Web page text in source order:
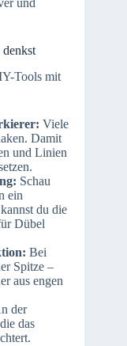
und
denkst
Tools mit
Viele
Damit
und Linien
Schau
ein
du die
Dübel
Bei
Spitze –
aus engen
der
das